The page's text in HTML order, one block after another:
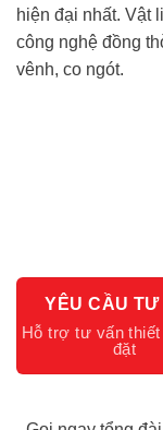
hiện đại nhất. Vật
công nghệ đồng
vênh, co ngót.
YÊU CẦU TƯ